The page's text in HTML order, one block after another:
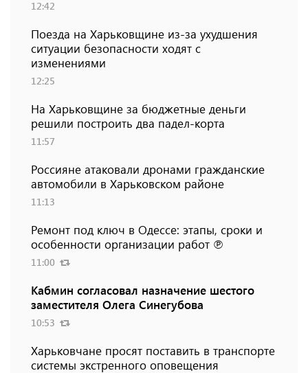
12:42
Поезда на Харьковщине из-за ухудшения
ситуации безопасности ходят с
изменениями
12:25
На Харьковщине за бюджетные деньги
решили построить два падел-корта
11:57
Россияне атаковали дронами гражданские
автомобили в Харьковском районе
11:13
Ремонт под ключ в Одессе: этапы, сроки и
особенности организации работ ℗
11:00
Кабмин согласовал назначение шестого
заместителя Олега Синегубова
10:53
Харьковчане просят поставить в транспорте
системы экстренного оповещения